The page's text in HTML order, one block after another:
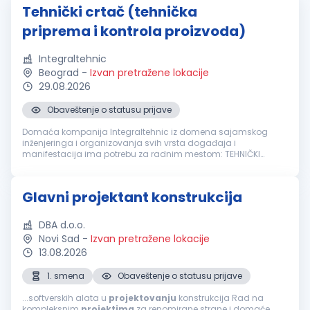
Tehnički crtač (tehnička
priprema i kontrola proizvoda)
Integraltehnic
Beograd - Izvan pretražene lokacije
29.08.2026
Obaveštenje o statusu prijave
Domaća kompanija Integraltehnic iz domena sajamskog
inženjeringa i organizovanja svih vrsta događaja i
manifestacija ima potrebu za radnim mestom: TEHNIČKI
Glavni projektant konstrukcija
DBA d.o.o.
Novi Sad - Izvan pretražene lokacije
13.08.2026
1. smena
Obaveštenje o statusu prijave
...softverskih alata u projektovanju konstrukcija Rad na